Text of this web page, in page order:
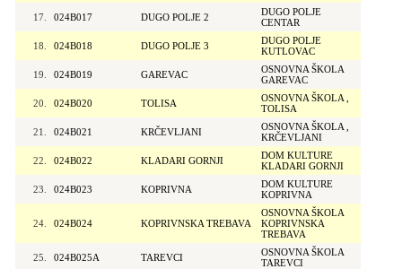
17. 024B017 DUGO POLJE 2
DUGO POLJE
CENTAR
18. 024B018 DUGO POLJE 3
DUGO POLJE
KUTLOVAC
19. 024B019 GAREVAC
OSNOVNA ŠKOLA
GAREVAC
20. 024B020 TOLISA
OSNOVNA ŠKOLA ,
TOLISA
21. 024B021 KRČEVLJANI
OSNOVNA ŠKOLA ,
KRČEVLJANI
22. 024B022 KLADARI GORNJI
DOM KULTURE
KLADARI GORNJI
23. 024B023 KOPRIVNA
DOM KULTURE
KOPRIVNA
24. 024B024 KOPRIVNSKA TREBAVA
OSNOVNA ŠKOLA
KOPRIVNSKA
TREBAVA
25. 024B025A TAREVCI
OSNOVNA ŠKOLA
TAREVCI